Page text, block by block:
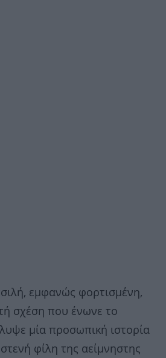
εμφανώς φορτισμένη,
σχέση που ένωνε το
μία προσωπική ιστορία
φίλη της αείμνηστης